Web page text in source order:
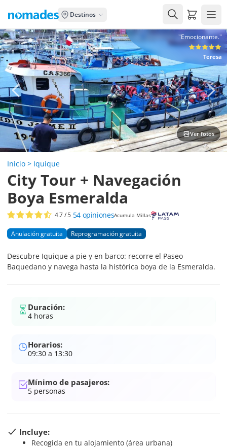
Destinos Carrito
"Emocionante."
Teresa
Ver fotos
Inicio > Iquique
City Tour + Navegación
Boya Esmeralda
4.7/ 5 54 opinionesAcumula Millas
Anulación gratuita Reprogramación gratuita
Descubre Iquique a pie y en barco: recorre el Paseo
Baquedano y navega hasta la histórica boya de la Esmeralda.
Duración:
4 horas
Horarios:
09:30 a 13:30
Mínimo de pasajeros:
5 personas
Incluye:
Recogida en tu alojamiento (área urbana)